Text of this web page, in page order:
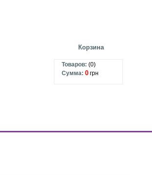
Корзина
Товаров: (0)
Сумма: 0 грн